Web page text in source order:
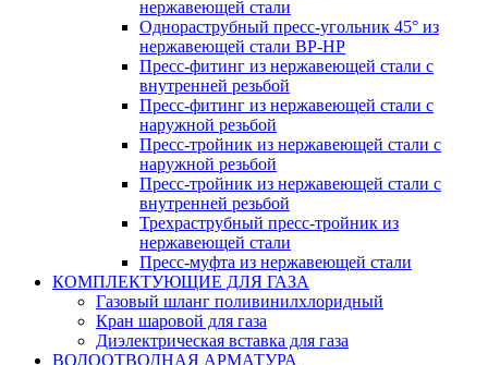
нержавеющей стали
Однораструбный пресс-угольник 45° из
нержавеющей стали ВР-НР
Пресс-фитинг из нержавеющей стали с
внутренней резьбой
Пресс-фитинг из нержавеющей стали с
наружной резьбой
Пресс-тройник из нержавеющей стали с
наружной резьбой
Пресс-тройник из нержавеющей стали с
внутренней резьбой
Трехраструбный пресс-тройник из
нержавеющей стали
Пресс-муфта из нержавеющей стали
КОМПЛЕКТУЮЩИЕ ДЛЯ ГАЗА
Газовый шланг поливинилхлоридный
Кран шаровой для газа
Диэлектрическая вставка для газа
ВОДООТВОДНАЯ АРМАТУРА